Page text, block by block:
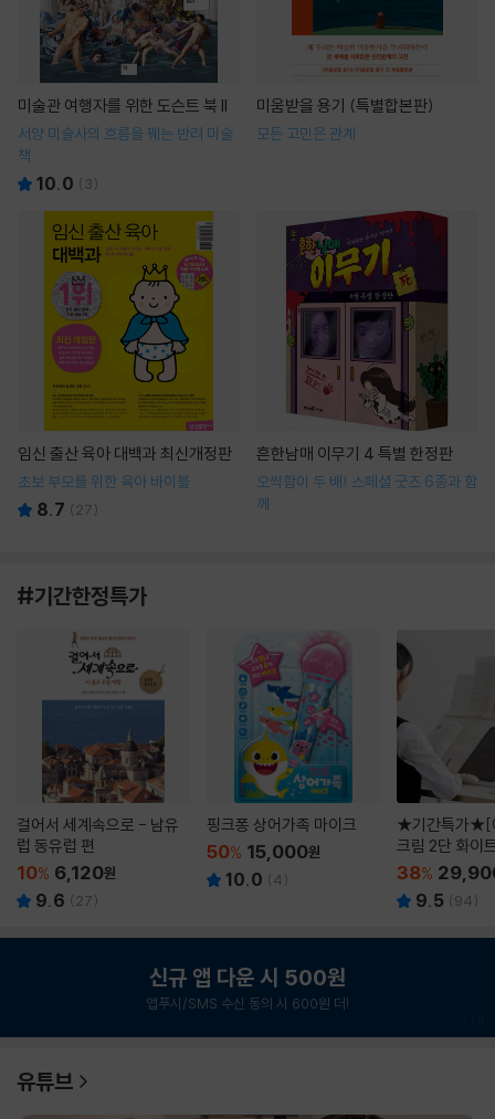
미술관 여행자를 위한 도슨트 북 II
서양 미술사의 흐름을 꿰는 반려 미술
책
10.0 ( 3)
미움받을 용기 (특별합본판)
모든 고민은 관계
임신 출산 육아 대백과 최신개정판
초보 부모를 위한 육아 바이블
8.7 ( 27)
흔한남매 이무기 4 특별 한정판
오싹함이 두 배! 스페셜 굿즈 6종과 함
께
#기간한정특가
걸어서 세계속으로 - 남유
럽 동유럽 편
10% 6,120원
9.6 ( 27)
핑크퐁 상어가족 마이크
50% 15,000원
10.0 (4)
★기간특가★[
크림 2단 화이
38%
9.5 (94)
신규 앱 다운 시 500원
앱푸시/SMS 수신 동의 시 600원 더!
유튜브